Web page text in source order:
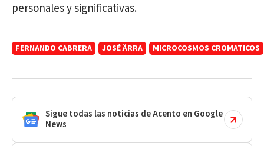
personales y significativas.
FERNANDO CABRERA JOSÉ ÄRRA MICROCOSMOS CROMATICOS
Sigue todas las noticias de Acento en Google
News